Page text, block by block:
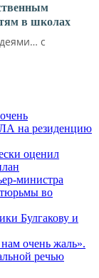
в школах
с
на резиденцию
оценил
министра
во
Булгакову и
очень жаль».
речью